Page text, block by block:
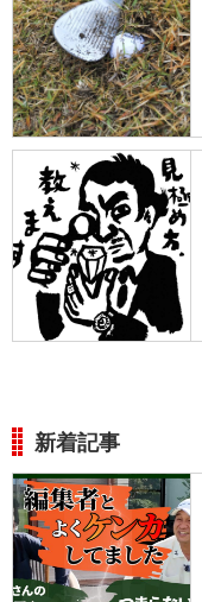
新着記事